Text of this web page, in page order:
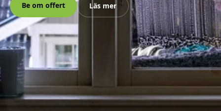
Be om offert Läs mer